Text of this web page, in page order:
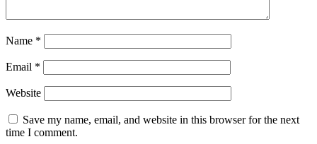
Name *
Email *
Website
Save my name, email, and website in this browser for the next
time I comment.